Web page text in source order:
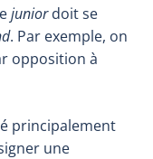
juniordoit se
. Par exemple, on
opposition à
principalement
une